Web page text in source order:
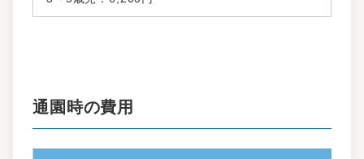
通園時の費用